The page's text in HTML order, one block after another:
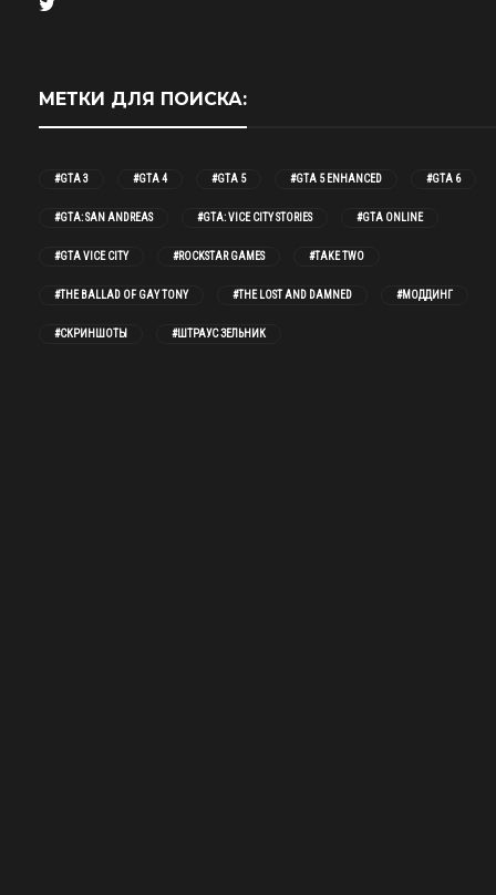
МЕТКИ ДЛЯ ПОИСКА:
#GTA 3 #GTA 4 #GTA 5 #GTA 5 ENHANCED #GTA 6
#GTA: SAN ANDREAS #GTA: VICE CITY STORIES #GTA ONLINE
#GTA VICE CITY #ROCKSTAR GAMES #TAKE TWO
#THE BALLAD OF GAY TONY #THE LOST AND DAMNED #МОДДИНГ
#СКРИНШОТЫ #ШТРАУС ЗЕЛЬНИК